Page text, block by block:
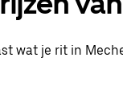
wat je rit in